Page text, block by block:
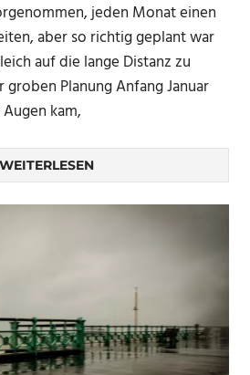
jeden Monat einen
aber so richtig geplant war
auf die lange Distanz zu
Planung Anfang Januar
kam,
WEITERLESEN